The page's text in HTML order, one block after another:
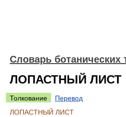
Словарь ботанических
ЛОПАСТНЫЙ ЛИСТ
Толкование
Перевод
ЛОПАСТНЫЙ ЛИСТ